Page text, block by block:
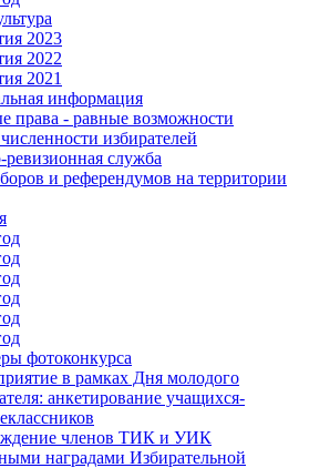
2023
2022
2021
информация
права - равные возможности
избирателей
служба
и референдумов на территории
фотоконкурса
в рамках Дня молодого
анкетирование учащихся-
членов ТИК и УИК
наградами Избирательной